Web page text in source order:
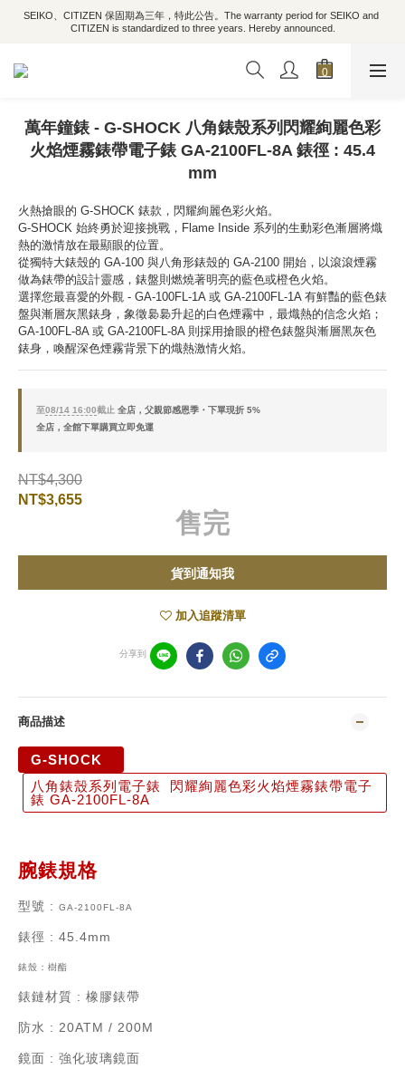
SEIKO、CITIZEN 保固期為三年，特此公告。The warranty period for SEIKO and
CITIZEN is standardized to three years. Hereby announced.
萬年鐘錶 - G-SHOCK 八角錶殼系列閃耀絢麗色彩
火焰煙霧錶帶電子錶 GA-2100FL-8A 錶徑 : 45.4
mm
火熱搶眼的 G-SHOCK 錶款，閃耀絢麗色彩火焰。
G-SHOCK 始終勇於迎接挑戰，Flame Inside 系列的生動彩色漸層將熾
熱的激情放在最顯眼的位置。
從獨特大錶殼的 GA-100 與八角形錶殼的 GA-2100 開始，以滾滾煙霧
做為錶帶的設計靈感，錶盤則燃燒著明亮的藍色或橙色火焰。
選擇您最喜愛的外觀 - GA-100FL-1A 或 GA-2100FL-1A 有鮮豔的藍色錶
盤與漸層灰黑錶身，象徵裊裊升起的白色煙霧中，最熾熱的信念火焰；
GA-100FL-8A 或 GA-2100FL-8A 則採用搶眼的橙色錶盤與漸層黑灰色
錶身，喚醒深色煙霧背景下的熾熱激情火焰。
至08/14 16:00截止 全店，父親節感恩季・下單現折 5%
全店，全館下單購買立即免運
NT$4,300
NT$3,655
售完
貨到通知我
加入追蹤清單
分享到
商品描述
G-SHOCK
八角錶殼系列電子錶 閃耀絢麗色彩火焰煙霧錶帶電子
錶 GA-2100FL-8A
腕錶規格
型號 : GA-2100FL-8A
錶徑 : 45.4mm
錶殼：樹酯
錶鏈材質 : 橡膠錶帶
防水 : 20ATM / 200M
鏡面 : 強化玻璃鏡面